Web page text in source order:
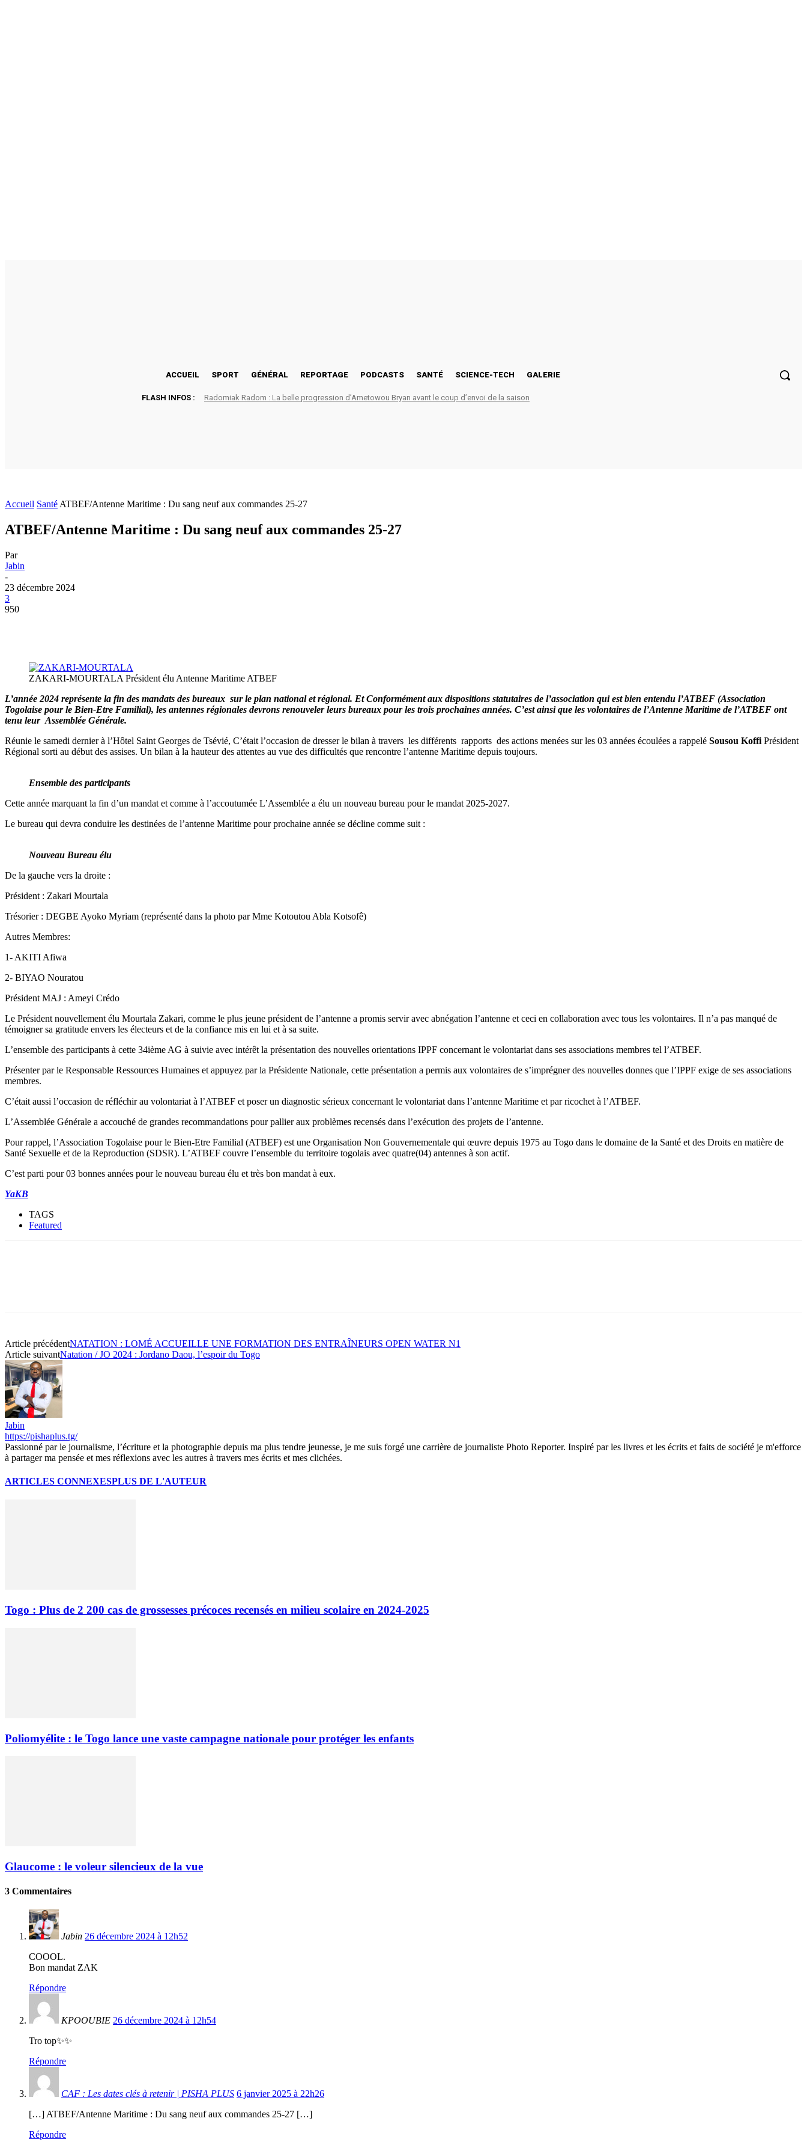
ACCUEIL SPORT GÉNÉRAL REPORTAGE PODCASTS SANTÉ SCIENCE-TECH GALERIE
FLASH INFOS : Radomiak Radom : La belle progression d’Ametowou Bryan avant le coup d’envoi de la saison
Accueil Santé ATBEF/Antenne Maritime : Du sang neuf aux commandes 25-27
ATBEF/Antenne Maritime : Du sang neuf aux commandes 25-27
Par
Jabin
-
23 décembre 2024
3
950
ZAKARI-MOURTALA Président élu Antenne Maritime ATBEF
L’année 2024 représente la fin des mandats des bureaux sur le plan national et régional. Et Conformément aux dispositions statutaires de l’association qui est bien entendu l’ATBEF (Association
Togolaise pour le Bien-Etre Familial), les antennes régionales devrons renouveler leurs bureaux pour les trois prochaines années. C’est ainsi que les volontaires de l’Antenne Maritime de l’ATBEF ont
tenu leur Assemblée Générale.
Réunie le samedi dernier à l’Hôtel Saint Georges de Tsévié, C’était l’occasion de dresser le bilan à travers les différents rapports des actions menées sur les 03 années écoulées a rappelé Sousou Koffi Président
Régional sorti au début des assises. Un bilan à la hauteur des attentes au vue des difficultés que rencontre l’antenne Maritime depuis toujours.
Ensemble des participants
Cette année marquant la fin d’un mandat et comme à l’accoutumée L’Assemblée a élu un nouveau bureau pour le mandat 2025-2027.
Le bureau qui devra conduire les destinées de l’antenne Maritime pour prochaine année se décline comme suit :
Nouveau Bureau élu
De la gauche vers la droite :
Président : Zakari Mourtala
Trésorier : DEGBE Ayoko Myriam (représenté dans la photo par Mme Kotoutou Abla Kotsofê)
Autres Membres:
1- AKITI Afiwa
2- BIYAO Nouratou
Président MAJ : Ameyi Crédo
Le Président nouvellement élu Mourtala Zakari, comme le plus jeune président de l’antenne a promis servir avec abnégation l’antenne et ceci en collaboration avec tous les volontaires. Il n’a pas manqué de
témoigner sa gratitude envers les électeurs et de la confiance mis en lui et à sa suite.
L’ensemble des participants à cette 34ième AG à suivie avec intérêt la présentation des nouvelles orientations IPPF concernant le volontariat dans ses associations membres tel l’ATBEF.
Présenter par le Responsable Ressources Humaines et appuyez par la Présidente Nationale, cette présentation a permis aux volontaires de s’imprégner des nouvelles donnes que l’IPPF exige de ses associations
membres.
C’était aussi l’occasion de réfléchir au volontariat à l’ATBEF et poser un diagnostic sérieux concernant le volontariat dans l’antenne Maritime et par ricochet à l’ATBEF.
L’Assemblée Générale a accouché de grandes recommandations pour pallier aux problèmes recensés dans l’exécution des projets de l’antenne.
Pour rappel, l’Association Togolaise pour le Bien-Etre Familial (ATBEF) est une Organisation Non Gouvernementale qui œuvre depuis 1975 au Togo dans le domaine de la Santé et des Droits en matière de
Santé Sexuelle et de la Reproduction (SDSR). L’ATBEF couvre l’ensemble du territoire togolais avec quatre(04) antennes à son actif.
C’est parti pour 03 bonnes années pour le nouveau bureau élu et très bon mandat à eux.
YaKB
TAGS
Featured
Article précédentNATATION : LOMÉ ACCUEILLE UNE FORMATION DES ENTRAÎNEURS OPEN WATER N1
Article suivantNatation / JO 2024 : Jordano Daou, l’espoir du Togo
Jabin
https://pishaplus.tg/
Passionné par le journalisme, l’écriture et la photographie depuis ma plus tendre jeunesse, je me suis forgé une carrière de journaliste Photo Reporter. Inspiré par les livres et les écrits et faits de société je m'efforce
à partager ma pensée et mes réflexions avec les autres à travers mes écrits et mes clichées.
ARTICLES CONNEXESPLUS DE L'AUTEUR
Togo : Plus de 2 200 cas de grossesses précoces recensés en milieu scolaire en 2024-2025
Poliomyélite : le Togo lance une vaste campagne nationale pour protéger les enfants
Glaucome : le voleur silencieux de la vue
3 Commentaires
Jabin 26 décembre 2024 à 12h52
COOOL.
Bon mandat ZAK
Répondre
KPOOUBIE 26 décembre 2024 à 12h54
Tro top✨✨
Répondre
CAF : Les dates clés à retenir | PISHA PLUS 6 janvier 2025 à 22h26
[…] ATBEF/Antenne Maritime : Du sang neuf aux commandes 25-27 […]
Répondre